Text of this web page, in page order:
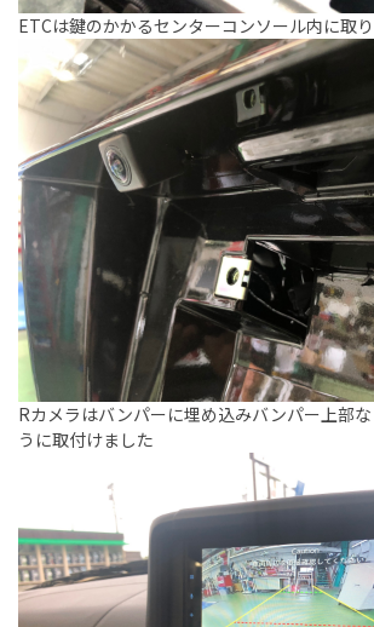
ETCは鍵のかかるセンターコンソール内に取
Rカメラはバンパーに埋め込みバンパー上部
うに取付けました